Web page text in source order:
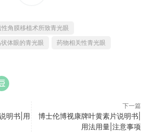
性角膜移植术所致青光眼
体眼的青光眼
药物相关性青光眼
明书|用
下一篇
博士伦博视康牌叶黄素片说明书|
用法用量|注意事项